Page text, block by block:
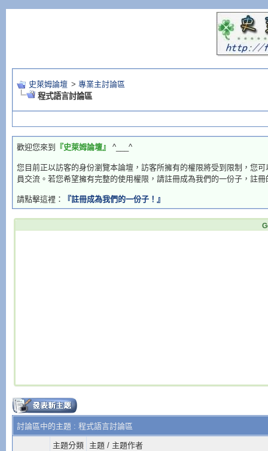
史萊姆論壇 > 專業主討論區
程式語言討論區
歡迎您來到 『史萊姆論壇』 ^___^
您目前正以訪客的身份瀏覽本論壇，訪客所擁有的權限將受到限制，您
員交流。若您希望擁有完整的使用權限，請註冊成為我們的一份子，註
請點擊這裡： 『註冊成為我們的一份子！』
討論區中的主題: 程式語言討論區
主題分類 主題/ 主題作者